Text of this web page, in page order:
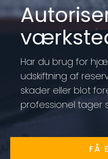
Har du brug for
udskiftning af
skader eller blot
professionel tager
FÅ